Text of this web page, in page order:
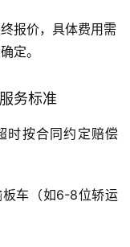
报价，具体费用需
定。
务标准
时按合同约定赔偿
车（如6-8位轿运